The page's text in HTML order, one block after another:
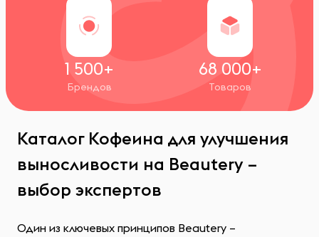
1 500+
Брендов
68 000+
Товаров
Каталог Кофеина для улучшения
выносливости на Beautery –
выбор экспертов
Один из ключевых принципов Beautery –